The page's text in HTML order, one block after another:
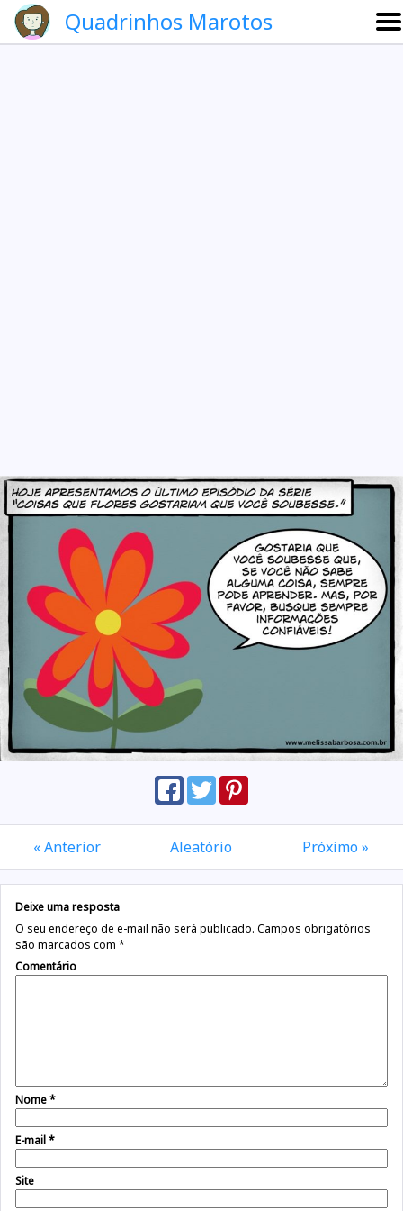
Quadrinhos Marotos
« Anterior Aleatório Próximo »
Deixe uma resposta
O seu endereço de e-mail não será publicado. Campos obrigatórios
são marcados com *
Comentário
Nome*
E-mail*
Site